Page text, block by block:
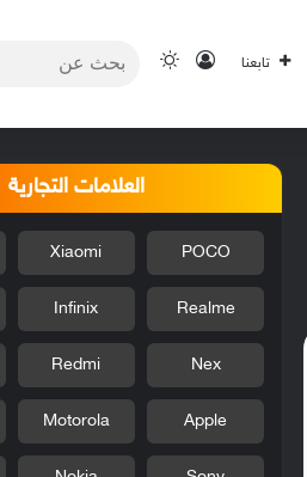
تابعنا تسجيل الدخول
الوضع المظلم
العلامات التجارية
POCO
Xiaomi
Realme
Infinix
Nex
Redmi
Apple
Motorola